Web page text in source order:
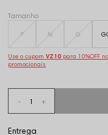
Tamanho
P M G
Use o cupomVZ10 para 10%OFF
promocionais